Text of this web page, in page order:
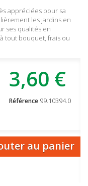
appréciées pour sa
les jardins en
ses qualités en
tout bouquet, frais ou
3,60 €
Référence 99.10394.0
au panier